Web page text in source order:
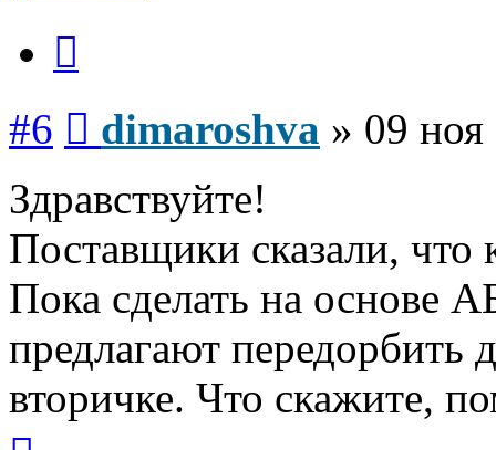
#6 dimaroshva » 09
Здравствуйте!
Поставщики сказали,
Пока сделать на основе
предлагают передорбить
вторичке. Что скажите,